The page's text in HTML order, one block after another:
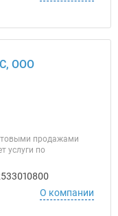
ООО
продажами
услуги по
О компании